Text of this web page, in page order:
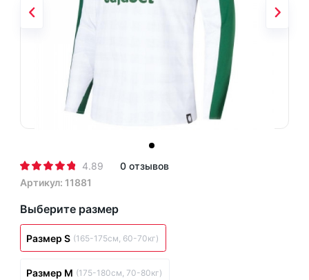
4.89
0 отзывов
Артикул: 11881
Выберите размер
Размер S (165-175см, 60-70кг)
Размер M (175-180см, 70-80кг)